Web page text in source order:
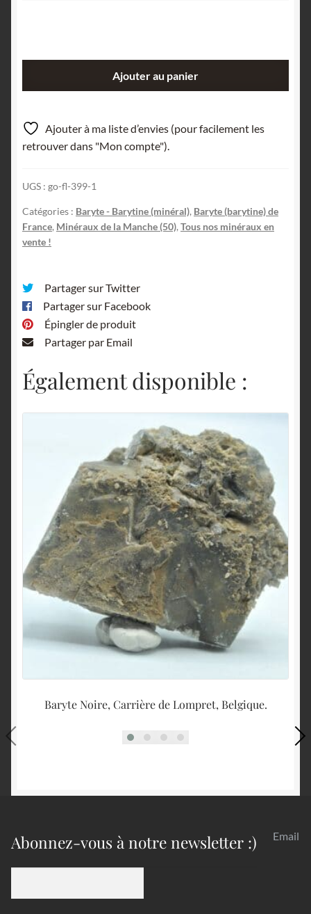
(Baryte),
Montebourg,
Manche.
Ajouter au panier
Ajouter à ma liste d’envies (pour facilement les
retrouver dans "Mon compte").
UGS : go-fl-399-1
Catégories : Baryte - Barytine (minéral), Baryte (barytine) de
France, Minéraux de la Manche (50),Tous nos minéraux en
vente !
Partager sur Twitter
Partager sur Facebook
Épingler de produit
Partager par Email
Également disponible :
Baryte Noire, Carrière de Lompret, Belgique.
Abonnez-vous à notre newsletter :) Email